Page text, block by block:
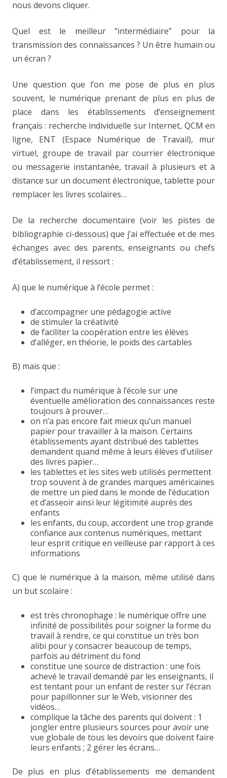
nous devons cliquer.
Quel est le meilleur “intermédiaire” pour la
transmission des connaissances ? Un être humain ou
un écran ?
Une question que l’on me pose de plus en plus
souvent, le numérique prenant de plus en plus de
place dans les établissements d’enseignement
français : recherche individuelle sur Internet, QCM en
ligne, ENT (Espace Numérique de Travail), mur
virtuel, groupe de travail par courrier électronique
ou messagerie instantanée, travail à plusieurs et à
distance sur un document électronique, tablette pour
remplacer les livres scolaires…
De la recherche documentaire (voir les pistes de
bibliographie ci-dessous) que j’ai effectuée et de mes
échanges avec des parents, enseignants ou chefs
d’établissement, il ressort :
A) que le numérique à l’école permet :
d’accompagner une pédagogie active
de stimuler la créativité
de faciliter la coopération entre les élèves
d’alléger, en théorie, le poids des cartables
B) mais que :
l’impact du numérique à l’école sur une
éventuelle amélioration des connaissances reste
toujours à prouver…
on n’a pas encore fait mieux qu’un manuel
papier pour travailler à la maison. Certains
établissements ayant distribué des tablettes
demandent quand même à leurs élèves d’utiliser
des livres papier…
les tablettes et les sites web utilisés permettent
trop souvent à de grandes marques américaines
de mettre un pied dans le monde de l’éducation
et d’asseoir ainsi leur légitimité auprès des
enfants
les enfants, du coup, accordent une trop grande
confiance aux contenus numériques, mettant
leur esprit critique en veilleuse par rapport à ces
informations
C) que le numérique à la maison, même utilisé dans
un but scolaire :
est très chronophage : le numérique offre une
infinité de possibilités pour soigner la forme du
travail à rendre, ce qui constitue un très bon
alibi pour y consacrer beaucoup de temps,
parfois au détriment du fond
constitue une source de distraction : une fois
achevé le travail demandé par les enseignants, il
est tentant pour un enfant de rester sur l’écran
pour papillonner sur le Web, visionner des
vidéos…
complique la tâche des parents qui doivent : 1
jongler entre plusieurs sources pour avoir une
vue globale de tous les devoirs que doivent faire
leurs enfants ; 2 gérer les écrans…
De plus en plus d’établissements me demandent